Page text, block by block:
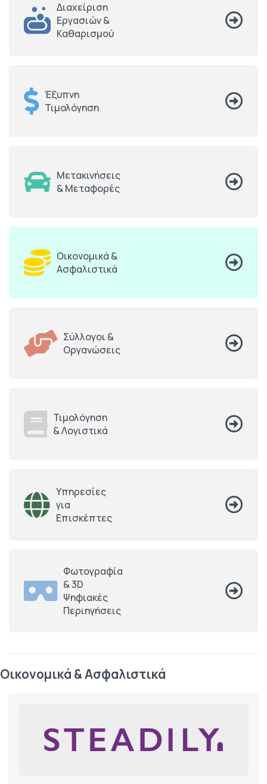
Διαχείριση
Εργασιών &
Καθαρισμού
Έξυπνη
Τιμολόγηση
Μετακινήσεις
& Μεταφορές
Οικονομικά &
Ασφαλιστικά
Σύλλογοι &
Οργανώσεις
Τιμολόγηση
& Λογιστικά
Υπηρεσίες
για
Επισκέπτες
Φωτογραφία
& 3D
Ψηφιακές
Περιηγήσεις
Οικονομικά & Ασφαλιστικά